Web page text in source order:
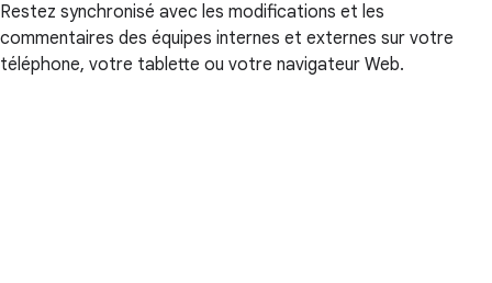
Restez synchronisé avec les modifications et les
commentaires des équipes internes et externes sur votre
téléphone, votre tablette ou votre navigateur Web.